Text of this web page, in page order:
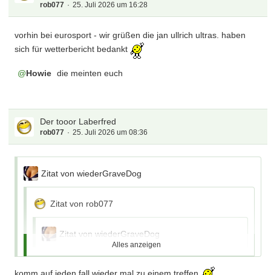
rob077 25. Juli 2026 um 16:28
vorhin bei eurosport - wir grüßen die jan ullrich ultras. haben
sich für wetterbericht bedankt
Howie die meinten euch
Der tooor Laberfred
rob077 25. Juli 2026 um 08:36
Zitat von wiederGraveDog
Zitat von rob077
Zitat von wiederGraveDog
Alles anzeigen